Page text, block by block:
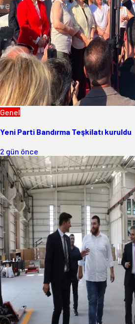
Genel
Yeni Parti Bandırma Teşkilatı kuruldu
2 gün önce